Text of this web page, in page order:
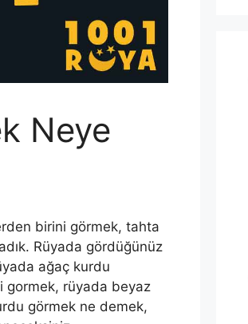
Neye
birini görmek, tahta
Rüyada gördüğünüz
ağaç kurdu
gormek, rüyada beyaz
görmek ne demek,